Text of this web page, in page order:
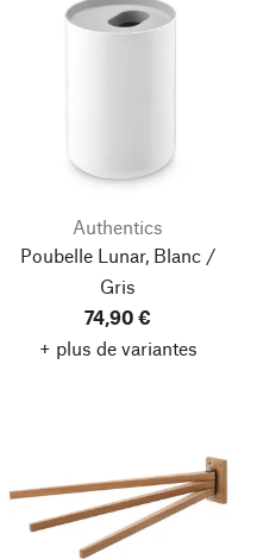
Authentics
Poubelle Lunar, Blanc /
Gris
74,90 €
+ plus de variantes